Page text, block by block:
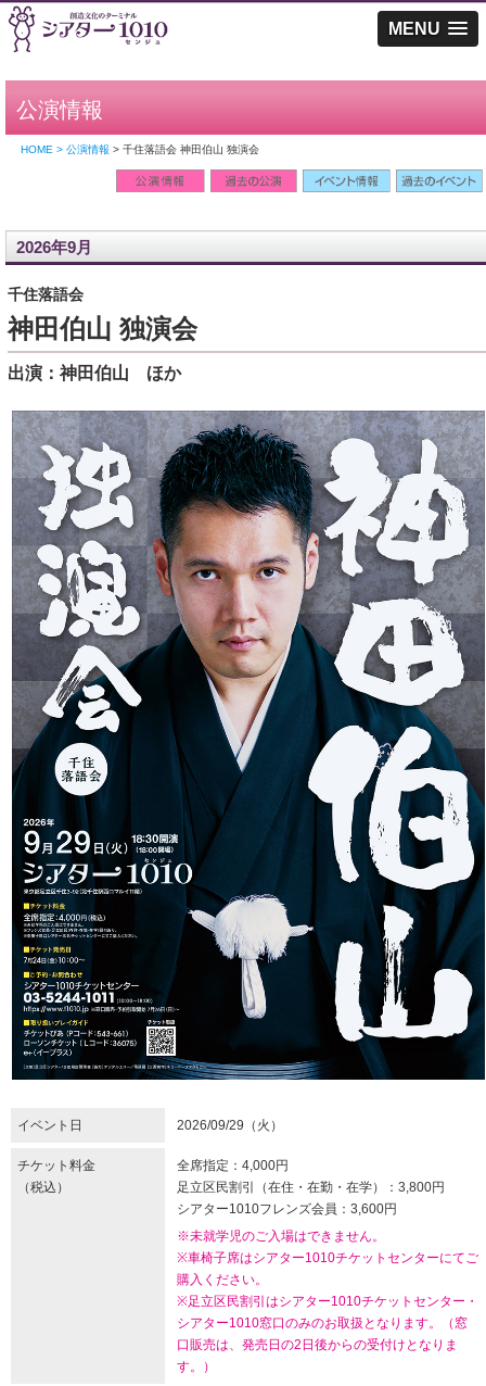
MENU
公演情報
HOME > 公演情報 > 千住落語会 神田伯山 独演会
2026年9月
千住落語会
神田伯山 独演会
出演：神田伯山 ほか
イベント日 2026/09/29（火）
チケット料金
（税込）
全席指定：4,000円
足立区民割引（在住・在勤・在学）：3,800円
シアター1010フレンズ会員：3,600円
※未就学児のご入場はできません。
※車椅子席はシアター1010チケットセンターにてご
購入ください。
※足立区民割引はシアター1010チケットセンター・
シアター1010窓口のみのお取扱となります。（窓
口販売は、発売日の2日後からの受付けとなりま
す。）